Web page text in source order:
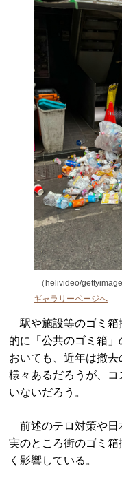
（helivideo/
ギャラリーページへ
駅や施設等のゴミ箱
的に「公共のゴミ箱
おいても、近年は撤
様々あるだろうが、
いないだろう。
前述のテロ対策や日
実のところ街のゴミ
く影響している。